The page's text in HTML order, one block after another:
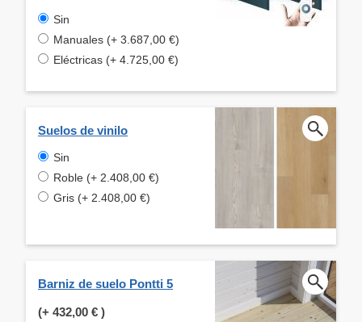
Sin
Manuales (+ 3.687,00 €)
Eléctricas (+ 4.725,00 €)
Suelos de vinilo
Sin
Roble (+ 2.408,00 €)
Gris (+ 2.408,00 €)
Barniz de suelo Pontti 5
(+ 432,00 € )